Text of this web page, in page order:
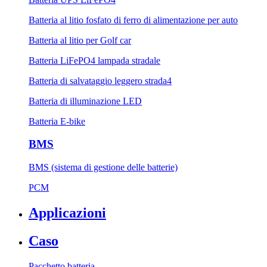
Batteria al litio fosfato di ferro di alimentazione per auto
Batteria al litio per Golf car
Batteria LiFePO4 lampada stradale
Batteria di salvataggio leggero strada4
Batteria di illuminazione LED
Batteria E-bike
BMS
BMS (sistema di gestione delle batterie)
PCM
Applicazioni
Caso